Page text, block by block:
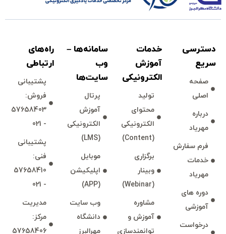
دسترسی
سريع
صفحه
اصلی
درباره
مهرياد
فرم سفارش
خدمات
مهرياد
دوره های
آموزشی
درخواست
خدمات
آموزش
الكترونیكی
توليد
محتوای
الكترونیكی
(Content)
برگزاری
وبينار
(Webinar)
مشاوره
آموزش و
توانمند‌‌سازی
سامانه‌ها –
وب
سايت‌ها
پرتال
آموزش
الكترونیكی
(LMS)
موبايل
اپليكيشن
(APP)
وب سايت
دانشگاه
مهرالبرز
راه‌های
ارتباطی
پشتيبانی
فروش:
57658403
- 021
پشتيبانی
فنی:
57658410
- 021
مديريت
مركز:
57658406